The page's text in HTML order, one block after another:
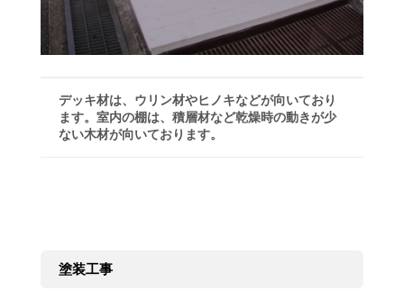
デッキ材は、ウリン材やヒノキなどが向いており
ます。室内の棚は、積層材など乾燥時の動きが少
ない木材が向いております。
塗装工事